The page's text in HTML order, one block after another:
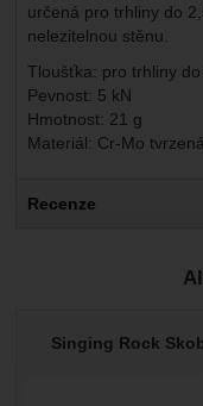
určená pro trhliny do
nelezitelnou stěnu.
Tloušťka: pro trhliny
Pevnost: 5 kN
Hmotnost: 21 g
Materiál: Cr-Mo
Recenze
Singing Rock